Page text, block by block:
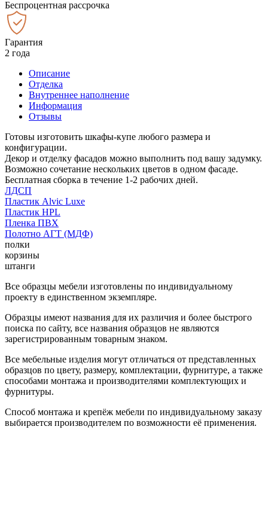
Беспроцентная рассрочка
Гарантия
2 года
Описание
Отделка
Внутреннее наполнение
Информация
Отзывы
Готовы изготовить шкафы-купе любого размера и
конфигурации.
Декор и отделку фасадов можно выполнить под вашу задумку.
Возможно сочетание нескольких цветов в одном фасаде.
Бесплатная сборка в течение 1-2 рабочих дней.
ЛДСП
Пластик Alvic Luxe
Пластик HPL
Пленка ПВХ
Полотно АГТ (МДФ)
полки
корзины
штанги
Все образцы мебели изготовлены по индивидуальному
проекту в единственном экземпляре.
Образцы имеют названия для их различия и более быстрого
поиска по сайту, все названия образцов не являются
зарегистрированным товарным знаком.
Все мебельные изделия могут отличаться от представленных
образцов по цвету, размеру, комплектации, фурнитуре, а также
способами монтажа и производителями комплектующих и
фурнитуры.
Способ монтажа и крепёж мебели по индивидуальному заказу
выбирается производителем по возможности её применения.